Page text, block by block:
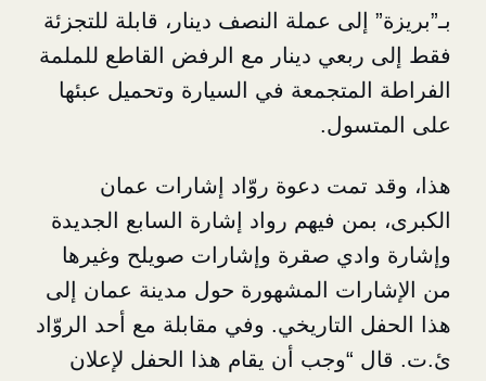
إلى عملة النصف دينار، قابلة للتجزئة
دينار مع الرفض القاطع للملمة
في السيارة وتحميل عبئها
دعوة روّاد إشارات عمان
فيهم رواد إشارة السابع الجديدة
صقرة وإشارات صويلح وغيرها
المشهورة حول مدينة عمان إلى
التاريخي. وفي مقابلة مع أحد الروّاد
أن يقام هذا الحفل لإعلان